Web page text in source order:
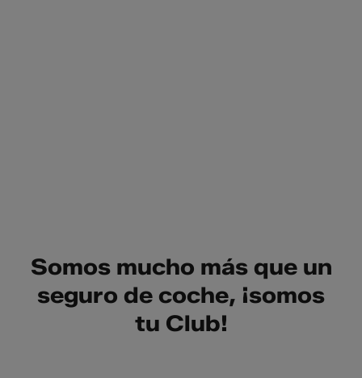
Somos mucho más que un
seguro de coche, ¡somos
tu Club!